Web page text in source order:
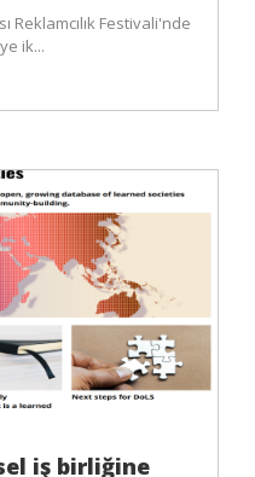
Reklamcılık Festivali'nde
ik...
iş birliğine